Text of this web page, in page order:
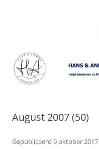
August 2007 (50)
Gepubliceerd 9 oktober 2017